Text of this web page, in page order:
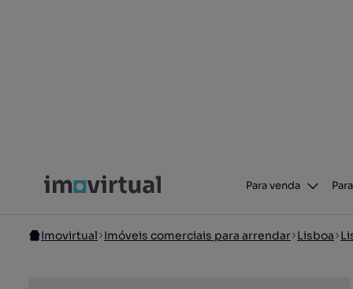
Para venda
Imovirtual Imóveis comerciais para arrendar Lisboa